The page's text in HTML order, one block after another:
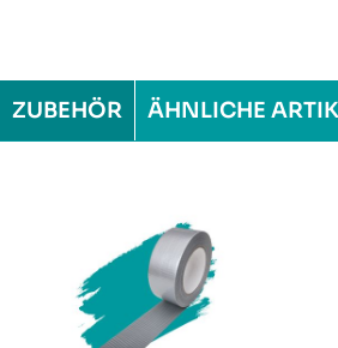
ZUBEHÖR ÄHNLICHE